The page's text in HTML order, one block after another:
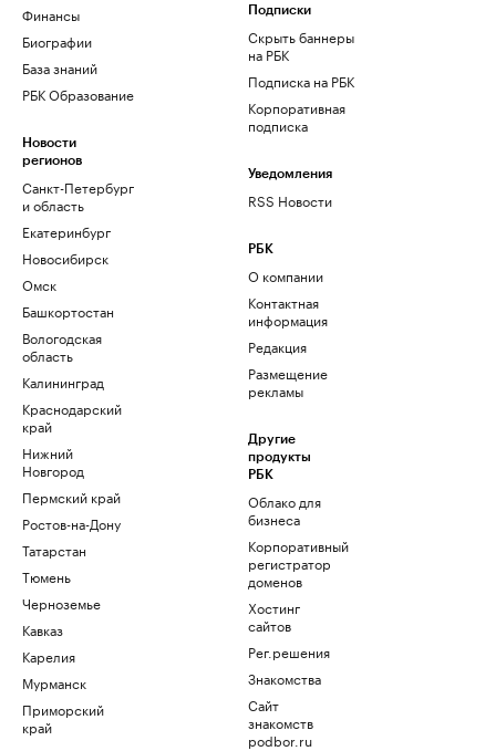
Финансы
Биографии
База знаний
РБК Образование
Новости
регионов
Санкт-Петербург
и область
Екатеринбург
Новосибирск
Омск
Башкортостан
Вологодская
область
Калининград
Краснодарский
край
Нижний
Новгород
Пермский край
Ростов-на-Дону
Татарстан
Тюмень
Черноземье
Кавказ
Карелия
Мурманск
Приморский
край
Подписки
Скрыть баннеры
на РБК
Подписка на РБК
Корпоративная
подписка
Уведомления
RSS Новости
РБК
О компании
Контактная
информация
Редакция
Размещение
рекламы
Другие
продукты
РБК
Облако для
бизнеса
Корпоративный
регистратор
доменов
Хостинг
сайтов
Рег.решения
Знакомства
Сайт
знакомств
podbor.ru